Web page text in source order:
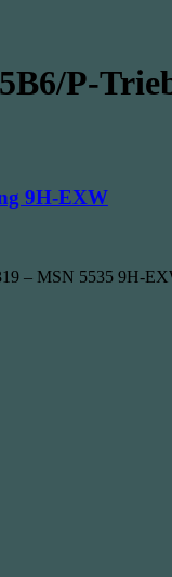
P-
9H-EXW
– MSN 5535 9H-